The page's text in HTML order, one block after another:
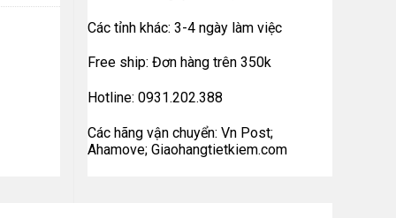
Các tỉnh khác: 3-4 ngày làm việc
Free ship: Đơn hàng trên 350k
Hotline: 0931.202.388
Các hãng vận chuyển: Vn Post;
Ahamove; Giaohangtietkiem.com